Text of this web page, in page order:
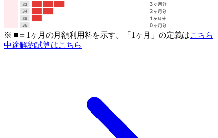
※ ■＝1ヶ月の月額利用料を示す。「1ヶ月」の定義はこちら
中途解約試算はこちら